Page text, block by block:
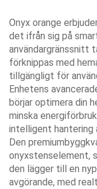
Onyx orange
det ifrån sig på
användargränssnitt
förknippas med
tillgängligt för
Enhetens
börjar optimera din
minska
intelligent hantering
Den
onyxstenselement,
den lägger till en
avgörande, med